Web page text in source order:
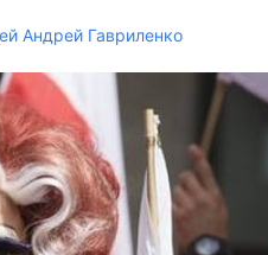
Андрей Гавриленко